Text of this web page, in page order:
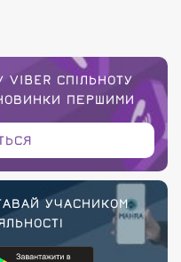
СПІЛЬНОТУ
ПЕРШИМИ
УЧАСНИКОМ